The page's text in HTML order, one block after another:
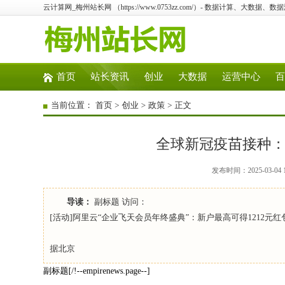
云计算网_梅州站长网 （https://www.0753zz.com/）- 数据计算、大数据、数
首页 站长资讯 创业 大数据 运营中心
当前位置： 首页 > 创业 > 政策 > 正文
全球新冠疫苗接种
发布时间：2025-03-04
导读：
副标题 访问：
[活动]阿里云“企业飞天会员年终盛典”：新户最高可得1212元红
据北京
副标题[/!--empirenews.page--]